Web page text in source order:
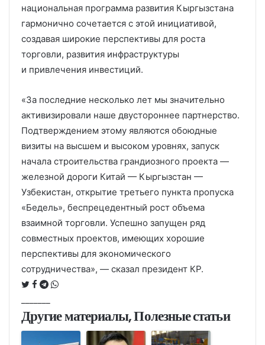
национальная программа развития Кыргызстана
гармонично сочетается с этой инициативой,
создавая широкие перспективы для роста
торговли, развития инфраструктуры
и привлечения инвестиций.
«За последние несколько лет мы значительно
активизировали наше двустороннее партнерство.
Подтверждением этому являются обоюдные
визиты на высшем и высоком уровнях, запуск
начала строительства грандиозного проекта —
железной дороги Китай — Кыргызстан —
Узбекистан, открытие третьего пункта пропуска
«Бедель», беспрецедентный рост объема
взаимной торговли. Успешно запущен ряд
совместных проектов, имеющих хорошие
перспективы для экономического
сотрудничества», — сказал президент КР.
Другие материалы, Полезные статьи